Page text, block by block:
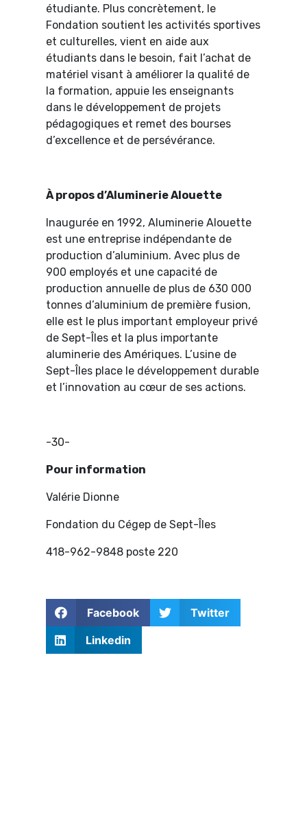
étudiante. Plus concrètement, le
Fondation soutient les activités sportives
et culturelles, vient en aide aux
étudiants dans le besoin, fait l’achat de
matériel visant à améliorer la qualité de
la formation, appuie les enseignants
dans le développement de projets
pédagogiques et remet des bourses
d’excellence et de persévérance.
À propos d’Aluminerie Alouette
Inaugurée en 1992, Aluminerie Alouette
est une entreprise indépendante de
production d’aluminium. Avec plus de
900 employés et une capacité de
production annuelle de plus de 630 000
tonnes d’aluminium de première fusion,
elle est le plus important employeur privé
de Sept-Îles et la plus importante
aluminerie des Amériques. L’usine de
Sept-Îles place le développement durable
et l’innovation au cœur de ses actions.
-30-
Pour information
Valérie Dionne
Fondation du Cégep de Sept-Îles
418-962-9848 poste 220
Facebook
Twitter
Linkedin
Activités
Nous joindre
Faire un don